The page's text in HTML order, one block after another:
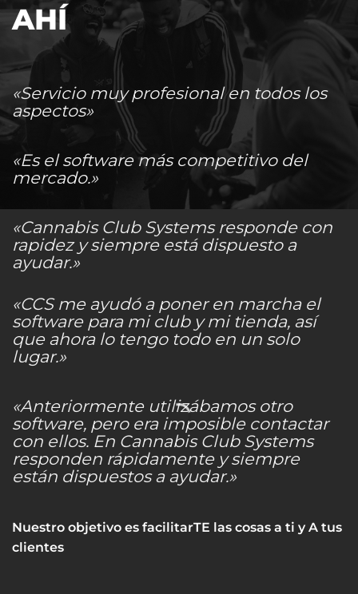
AHÍ
«Servicio muy profesional en todos los
aspectos»
«Es el software más competitivo del
mercado.»
«Cannabis Club Systems responde con
rapidez y siempre está dispuesto a
ayudar.»
«CCS me ayudó a poner en marcha el
software para mi club y mi tienda, así
que ahora lo tengo todo en un solo
lugar.»
«Anteriormente utilizábamos otro
software, pero era imposible contactar
con ellos. En Cannabis Club Systems
responden rápidamente y siempre
están dispuestos a ayudar.»
Nuestro objetivo es facilitarTE las cosas a ti y A tus
clientes